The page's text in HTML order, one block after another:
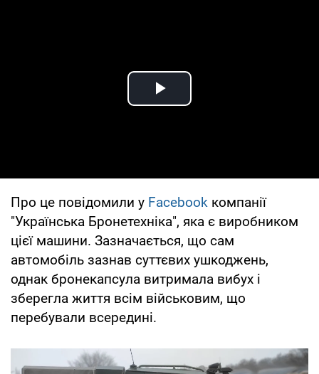
Play Video
Про це повідомили у Facebook компанії
"Українська Бронетехніка", яка є виробником
цієї машини. Зазначається, що сам
автомобіль зазнав суттєвих ушкоджень,
однак бронекапсула витримала вибух і
зберегла життя всім військовим, що
перебували всередині.